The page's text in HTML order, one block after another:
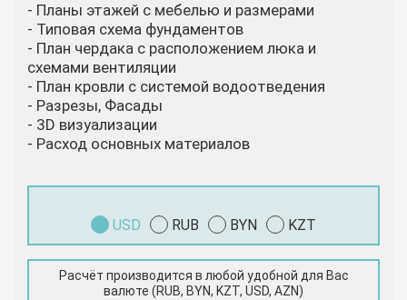
- Планы этажей с мебелью и размерами
- Типовая схема фундаментов
- План чердака с расположением люка и
схемами вентиляции
- План кровли с системой водоотведения
- Разрезы, Фасады
- 3D визуализации
- Расход основных материалов
USD RUB BYN KZT
Расчёт производится в любой удобной для Вас
валюте (RUB, BYN, KZT, USD, AZN)